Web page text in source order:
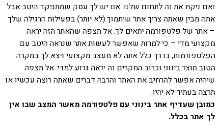
ואם ניקח את זה לתחום שלנו. אם יש לך עסק שמתפקד היטב אבל
אתה מבין שאתה צריך אתר שיתמוך (לא יותר) בפעילות הרגילה שלך
– אתר של פלטפורמה יתאים לך. אל תצפה שהאתר הזה יראה
מקצועי מדי – כי למרות שאפשר לעשות אתר שנראה היטב עם
הפלטפורמות, בדרך כלל אתה לא מעצב מקצועי ויצא לך במקרה
הטוב תוצר בינוני וברוב המקרים זה יראה גרוע למדי. אל תצפה
שיהיה אפשר להרחיב את האתר והרבה דברים שאתה רוצה עכשיו או
תרצה בעתיד לא יהיו.
כמובן שעדיף אתר בינוני עם פלטפורמה מאשר המצב שבו אין
לך אתר בכלל.